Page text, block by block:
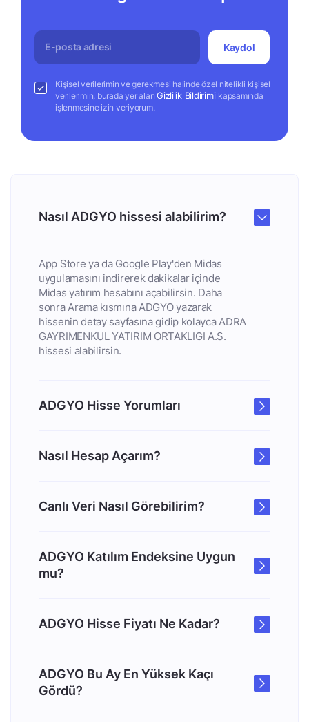
Kaydol
Kişisel verilerimin ve gerekmesi halinde özel nitelikli kişisel
verilerimin, burada yer alanGizlilik Bildirimi kapsamında
işlenmesine izin veriyorum.
Nasıl ADGYO hissesi alabilirim?
App Store ya da Google Play'den Midas
uygulamasını indirerek dakikalar içinde
Midas yatırım hesabını açabilirsin. Daha
sonra Arama kısmına ADGYO yazarak
hissenin detay sayfasına gidip kolayca ADRA
GAYRIMENKUL YATIRIM ORTAKLIGI A.S.
hissesi alabilirsin.
ADGYO Hisse Yorumları
Nasıl Hesap Açarım?
Canlı Veri Nasıl Görebilirim?
ADGYO Katılım Endeksine Uygun
mu?
ADGYO Hisse Fiyatı Ne Kadar?
ADGYO Bu Ay En Yüksek Kaçı
Gördü?